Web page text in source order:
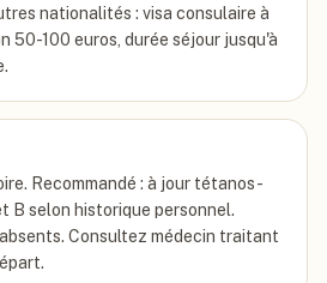
nationalités : visa consulaire à
50-100 euros, durée séjour jusqu'à
Recommandé : à jour tétanos-
B selon historique personnel.
Consultez médecin traitant